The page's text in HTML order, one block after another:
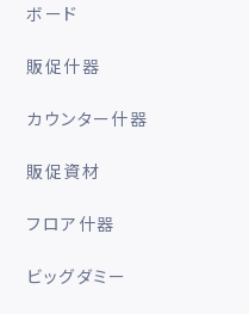
ボード
販促什器
カウンター什器
販促資材
フロア什器
ビッグダミー